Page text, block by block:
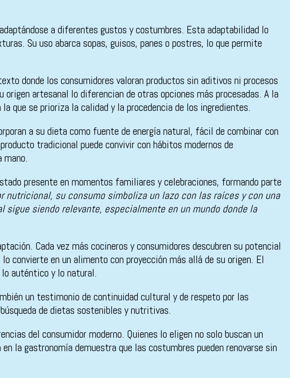
a diferentes gustos y costumbres. Esta adaptabilidad lo
Su uso abarca sopas, guisos, panes o postres, lo que permite
donde los consumidores valoran productos sin aditivos ni procesos
artesanal lo diferencian de otras opciones más procesadas. A la
que se prioriza la calidad y la procedencia de los ingredientes.
a su dieta como fuente de energía natural, fácil de combinar con
tradicional puede convivir con hábitos modernos de
presente en momentos familiares y celebraciones, formando parte
nutricional, su consumo simboliza un lazo con las raíces y con una
siendo relevante, especialmente en un mundo donde la
Cada vez más cocineros y consumidores descubren su potencial
convierte en un alimento con proyección más allá de su origen. El
auténtico y lo natural.
un testimonio de continuidad cultural y de respeto por las
de dietas sostenibles y nutritivas.
del consumidor moderno. Quienes lo eligen no solo buscan un
la gastronomía demuestra que las costumbres pueden renovarse sin